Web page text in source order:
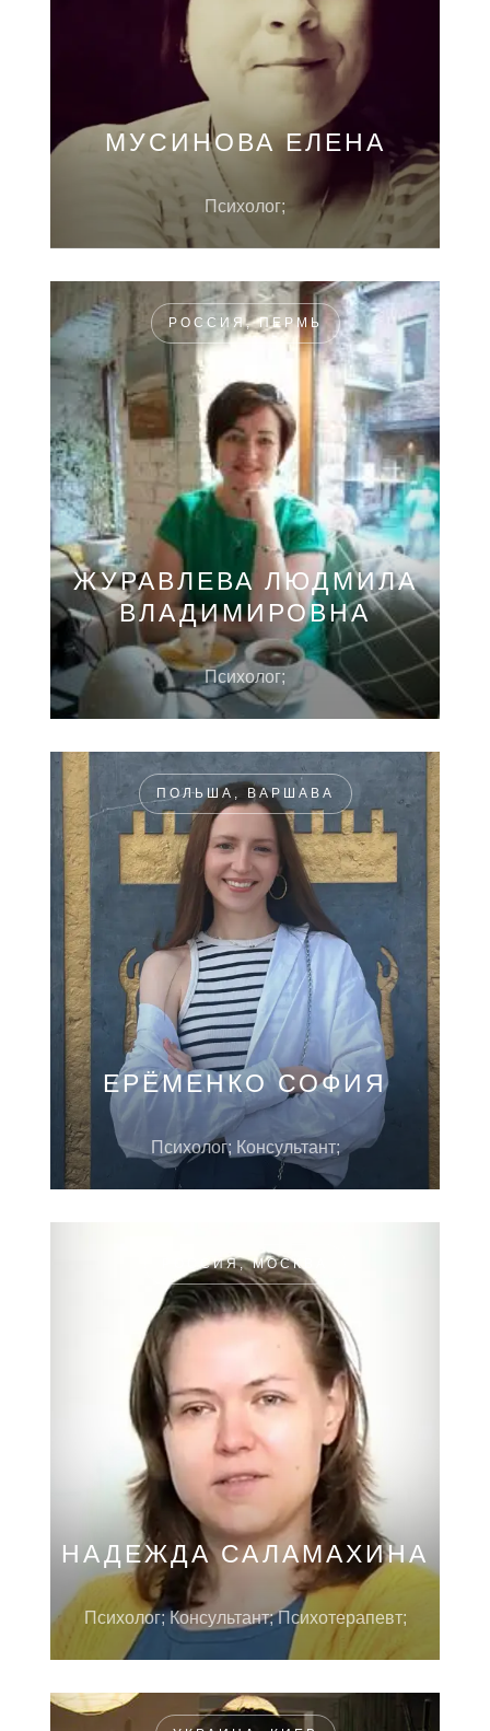
МУСИНОВА ЕЛЕНА
Психолог;
РОССИЯ, ПЕРМЬ
ЖУРАВЛЕВА ЛЮДМИЛА
ВЛАДИМИРОВНА
Психолог;
ПОЛЬША, ВАРШАВА
ЕРЁМЕНКО СОФИЯ
Психолог; Консультант;
РОССИЯ, МОСКВА
НАДЕЖДА САЛАМАХИНА
Психолог; Консультант; Психотерапевт;